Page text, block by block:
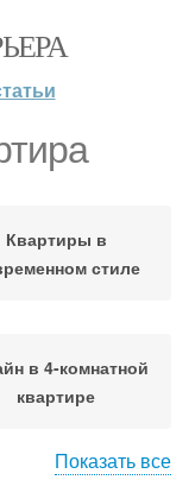
Квартиры в
стиле
в 4-комнатной
квартире
Показать все